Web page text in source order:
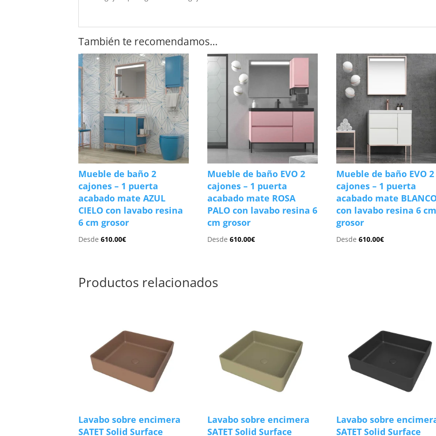
También te recomendamos…
Mueble de baño 2
cajones – 1 puerta
acabado mate AZUL
CIELO con lavabo resina
6 cm grosor
Desde610.00€
Mueble de baño EVO 2
cajones – 1 puerta
acabado mate ROSA
PALO con lavabo resina 6
cm grosor
Desde610.00€
Mueble de baño EVO 2
cajones – 1 puerta
acabado mate
con lavabo resina 6
grosor
Desde610.00€
Productos relacionados
Lavabo sobre encimera
SATET Solid Surface
Lavabo sobre encimera
SATET Solid Surface
Lavabo sobre
SATET Solid Surface